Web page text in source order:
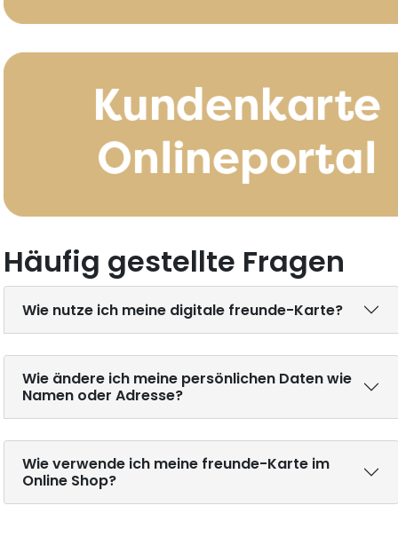
Häufig gestellte Fragen
Wie nutze ich meine digitale freunde-Karte?
Wie ändere ich meine persönlichen Daten wie
Namen oder Adresse?
Wie verwende ich meine freunde-Karte im
Online Shop?